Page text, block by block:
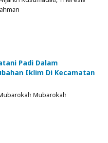
Padi Dalam
Iklim Di Kecamatan
Mubarokah